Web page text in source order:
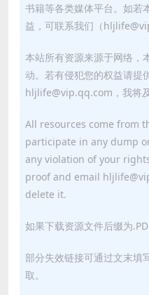
书籍等各类媒体平台。如若
益，可联系我们（
本站所有资源来源于网络
动。若有侵犯您的权益请提
hljlife@vip.qq.com，我将及
All resources come from
participate in any dump
any violation of your
proof and email
delete it.
如果下载资源文件后缀为
部分失效链接可通过文末填
取。